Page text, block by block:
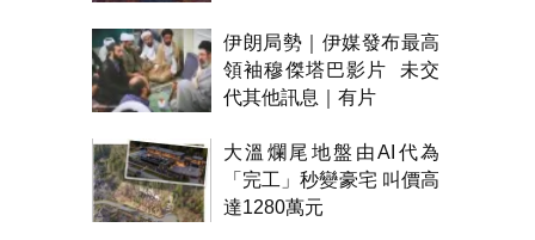
伊朗局勢｜伊媒發布最高
領袖穆傑塔巴影片 未交
代其他訊息｜有片
大溫爛尾地盤由AI代為
「完工」秒變豪宅 叫價高
達1280萬元